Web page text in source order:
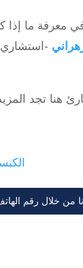
معرفة ما إذا
-استشاري
هنا تجد
من خلال رقم